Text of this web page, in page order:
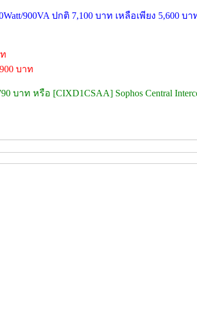
900VA ปกติ 7,100 บาท เหลือเพียง 5,600 บ
บาท
บาท หรือ [CIXD1CSAA] Sophos Central